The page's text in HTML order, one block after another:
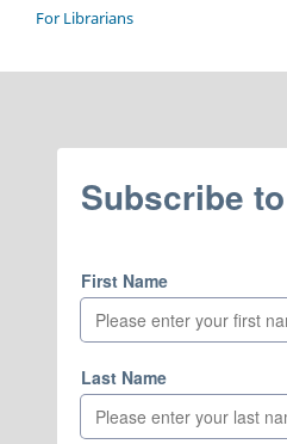
For Librarians